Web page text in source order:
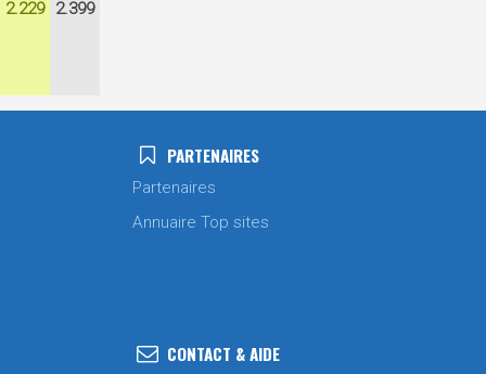
2.229 2.399
PARTENAIRES
Partenaires
Annuaire Top sites
CONTACT & AIDE